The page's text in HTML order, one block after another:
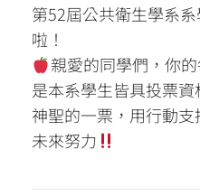
第52屆公共衛生學系
啦！
親愛的同學們，你
是本系學生皆具投票
神聖的一票，用行動
未來努力